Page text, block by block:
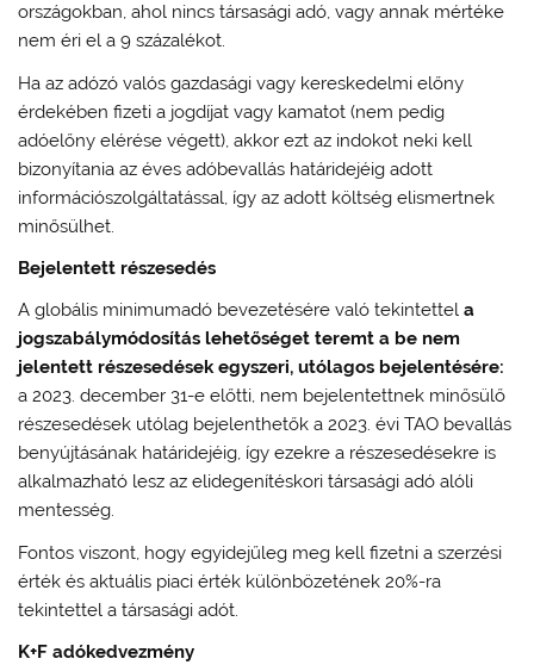
országokban, ahol nincs társasági adó, vagy annak mértéke
nem éri el a 9 százalékot.
Ha az adózó valós gazdasági vagy kereskedelmi előny
érdekében fizeti a jogdíjat vagy kamatot (nem pedig
adóelőny elérése végett), akkor ezt az indokot neki kell
bizonyítania az éves adóbevallás határidejéig adott
információszolgáltatással, így az adott költség elismertnek
minősülhet.
Bejelentett részesedés
A globális minimumadó bevezetésére való tekintettela
jogszabálymódosítás lehetőséget teremt a be nem
jelentett részesedések egyszeri, utólagos bejelentésére:
a 2023. december 31-e előtti, nem bejelentettnek minősülő
részesedések utólag bejelenthetők a 2023. évi TAO bevallás
benyújtásának határidejéig, így ezekre a részesedésekre is
alkalmazható lesz az elidegenítéskori társasági adó alóli
mentesség.
Fontos viszont, hogy egyidejűleg meg kell fizetni a szerzési
érték és aktuális piaci érték különbözetének 20%-ra
tekintettel a társasági adót.
K+F adókedvezmény